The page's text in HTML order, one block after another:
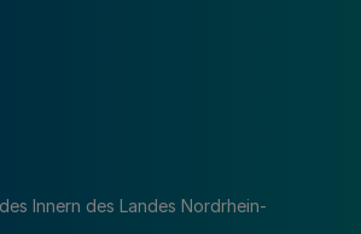
Innern des Landes Nordrhein-